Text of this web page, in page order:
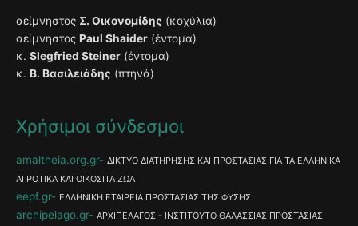
αείμνηστος Σ. Οικονομίδης (κοχύλια)
αείμνηστος Paul Shaider (έντομα)
κ. Slegfried Steiner (έντομα)
κ. Β. Βασιλειάδης (πτηνά)
Χρήσιμοι σύνδεσμοι
amaltheia.org.gr
ΔΙΚΤΥΟ ΔΙΑΤΗΡΗΣΗΣ ΚΑΙ ΠΡΟΣΤΑΣΙΑΣ ΓΙΑ ΤΑ ΕΛΛΗΝΙΚΑ
ΑΓΡΟΤΙΚΑ ΚΑΙ ΟΙΚΟΣΙΤΑ ΖΩΑ
eepf.gr ΕΛΛΗΝΙΚΗ ΕΤΑΙΡΕΙΑ ΠΡΟΣΤΑΣΙΑΣ ΤΗΣ ΦΥΣΗΣ
archipelago.gr ΑΡΧΙΠΕΛΑΓΟΣ - ΙΝΣΤΙΤΟΥΤΟ ΘΑΛΑΣΣΙΑΣ ΠΡΟΣΤΑΣΙΑΣ